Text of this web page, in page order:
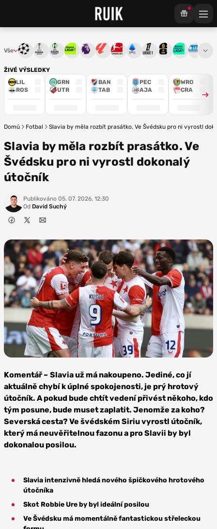
ŽIVÉ VÝSLEDKY
LIL
ROS
GRN
UTR
BAN
TAB
PEC
AJA
WRO
CRA
Vše Liga mistrůEvropská liga
Konferenční liga
Chance ligaPremier League
La LigaBundesliga
Serie ALigue 1Mistrovství světa
Chance3. ČFL
Domů Fotbal Slavia by měla rozbít prasátko. Ve Švédsku pro ni vyrostl
Slavia by měla rozbít prasátko. Ve
Švédsku pro ni vyrostl dokonalý
útočník
Publikováno 05. 07. 2026, 12:30
Od David Suchý
Slavia Praha
Komentář – Slavia už má nakoupeno. Jediné, co jí
aktuálně chybí k úplné spokojenosti, je prý hrotový
útočník. A pokud bude chtít vedení přivést někoho, kdo
tým posune, bude muset zaplatit. Jenomže za koho?
Severská cesta? Ve švédském Siriu vyrostl útočník,
který má neuvěřitelnou fazonu a pro Slavii by byl
dokonalou posilou.
Slavia intenzivně hledá nového špičkového hrotového
útočníka
Skot Robbie Ure by byl ideální posilou
Ve Švédsku má momentálně fantastickou střeleckou